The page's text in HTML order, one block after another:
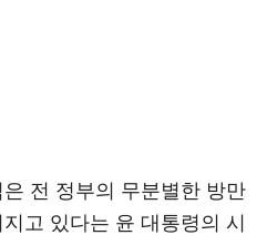
전 정부의 무분별한 방만
고 있다는 윤 대통령의 시